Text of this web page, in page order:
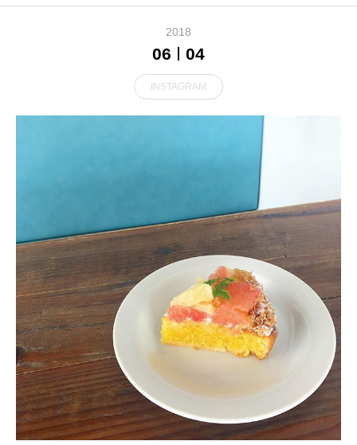
2018
06 04
INSTAGRAM